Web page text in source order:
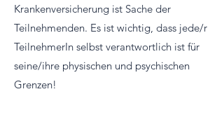
Krankenversicherung ist Sache der
Teilnehmenden. Es ist wichtig, dass jede/r
TeilnehmerIn selbst verantwortlich ist für
seine/ihre physischen und psychischen
Grenzen!